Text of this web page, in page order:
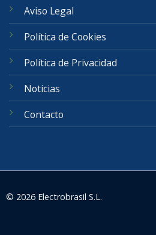
Aviso Legal
Política de Cookies
Política de Privacidad
Noticias
Contacto
© 2026 Electrobrasil S.L.